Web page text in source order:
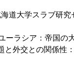
道大学スラブ研究
ーラシア：帝国の
と外交との関係性